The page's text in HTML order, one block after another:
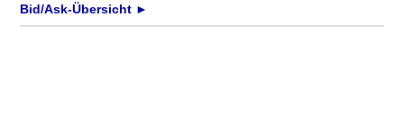
Bid/Ask-Übersicht ►